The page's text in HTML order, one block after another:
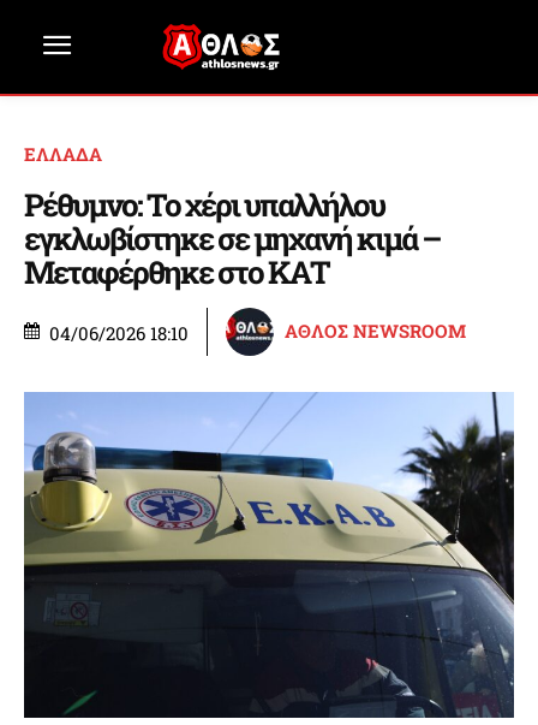
ΕΛΛΑΔΑ
Ρέθυμνο: Το χέρι υπαλλήλου
εγκλωβίστηκε σε μηχανή κιμά –
Μεταφέρθηκε στο ΚΑΤ
04/06/2026 18:10 ΑΘΛΟΣ NEWSROOM